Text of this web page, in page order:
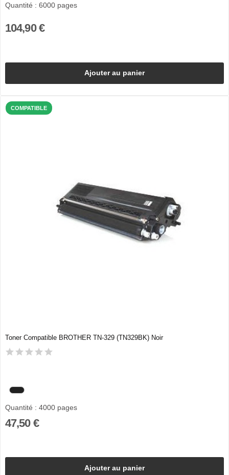
Quantité : 6000 pages
104,90 €
Ajouter au panier
COMPATIBLE
Toner Compatible BROTHER TN-329 (TN329BK) Noir
Quantité : 4000 pages
47,50 €
Ajouter au panier